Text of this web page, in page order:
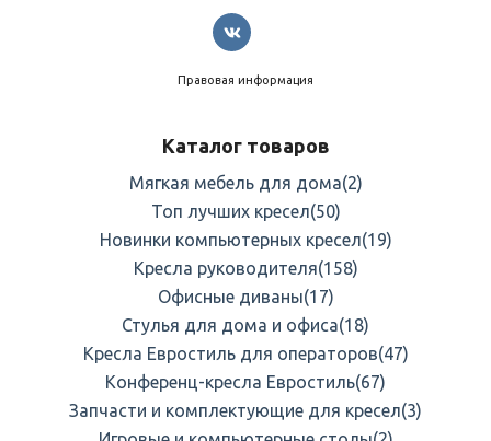
Правовая информация
Каталог товаров
Мягкая мебель для дома(2)
Топ лучших кресел(50)
Новинки компьютерных кресел(19)
Кресла руководителя(158)
Офисные диваны(17)
Стулья для дома и офиса(18)
Кресла Евростиль для операторов(47)
Конференц-кресла Евростиль(67)
Запчасти и комплектующие для кресел(3)